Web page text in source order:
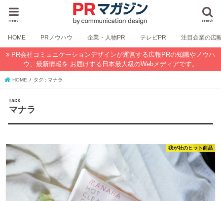
search
menu
HOME PRノウハウ 企業・人物PR テレビPR 注目企業の広
PR会社コミュニケーションデザインが運営する広報PRの知識やノウハ
ウ、最新情報を お届けする日本最大級のWebメディアです。
HOME タグ : マナラ
マナラ
我が社のヒット商品